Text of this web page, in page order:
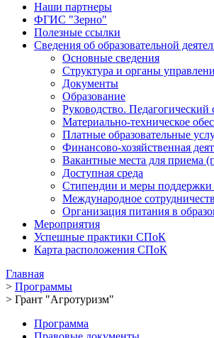
Наши партнеры
ФГИС "Зерно"
Полезные ссылки
Сведения об образовательной
Основные сведения
Структура и органы
Документы
Образование
Руководство. Педагогический
Материально-техническое
Платные образовательные
Финансово-хозяйственная
Вакантные места для приема
Доступная среда
Стипендии и меры
Международное
Организация питания в
Мероприятия
Успешные практики СПоК
Карта расположения СПоК
Главная
> Программы
> Грант "Агротуризм"
Программа